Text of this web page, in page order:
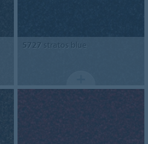
5727 stratos blue